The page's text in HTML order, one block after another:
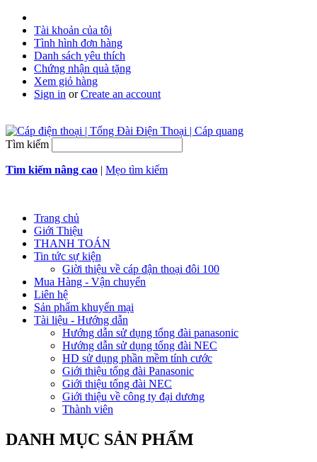
Tài khoản của tôi
Tình hình đơn hàng
Danh sách yêu thích
Chứng nhận quà tặng
Xem giỏ hàng
Sign in orCreate an account
Tìm kiếm
Tìm kiếm nâng cao | Mẹo tìm kiếm
Trang chủ
Giới Thiệu
THANH TOÁN
Tin tức sự kiện
Giời thiệu về cáp đận thoại đôi 100
Mua Hàng - Vận chuyển
Liên hệ
Sản phẩm khuyến mại
Tài liệu - Hướng dẫn
Hướng dẫn sử dụng tổng đài panasonic
Hướng dẫn sử dụng tổng đài NEC
HD sử dụng phần mềm tính cước
Giới thiệu tổng đài Panasonic
Giới thiệu tổng đài NEC
Giới thiệu về công ty đại dương
Thành viên
DANH MỤC SẢN PHẨM